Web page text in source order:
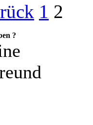
1 2
?